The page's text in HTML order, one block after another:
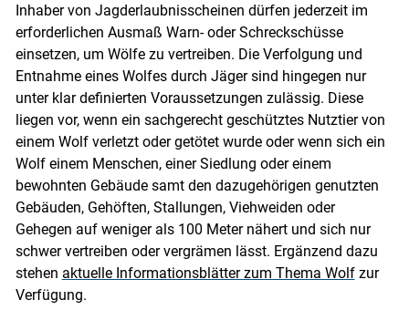
Skip to main content
Inhaber von Jagderlaubnisscheinen dürfen jederzeit im
erforderlichen Ausmaß Warn- oder Schreckschüsse
einsetzen, um Wölfe zu vertreiben. Die Verfolgung und
Entnahme eines Wolfes durch Jäger sind hingegen nur
unter klar definierten Voraussetzungen zulässig. Diese
liegen vor, wenn ein sachgerecht geschütztes Nutztier von
einem Wolf verletzt oder getötet wurde oder wenn sich ein
Wolf einem Menschen, einer Siedlung oder einem
bewohnten Gebäude samt den dazugehörigen genutzten
Gebäuden, Gehöften, Stallungen, Viehweiden oder
Gehegen auf weniger als 100 Meter nähert und sich nur
schwer vertreiben oder vergrämen lässt. Ergänzend dazu
stehen aktuelle Informationsblätter zum Thema Wolfzur
Verfügung.